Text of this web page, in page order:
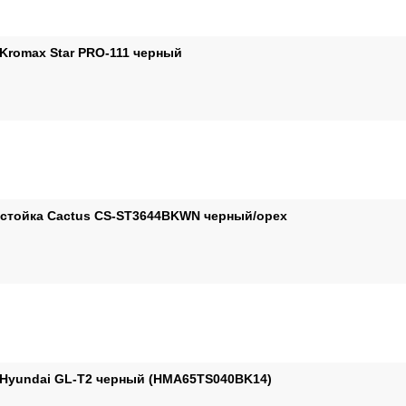
Star PRO-111 черный
Cactus CS-ST3644BKWN черный/орех
GL-T2 черный (HMA65TS040BK14)